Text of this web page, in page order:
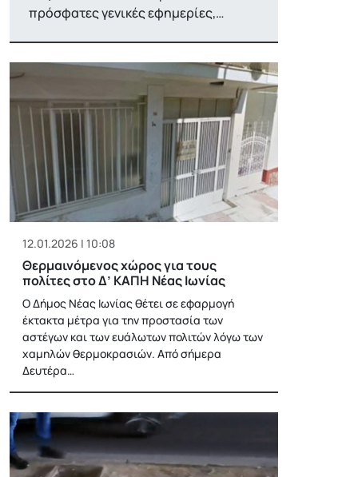
πρόσφατες γενικές εφημερίες,…
12.01.2026 | 10:08
Θερμαινόμενος χώρος για τους
πολίτες στο Δ’ ΚΑΠΗ Νέας Ιωνίας
Ο Δήμος Νέας Ιωνίας θέτει σε εφαρμογή
έκτακτα μέτρα για την προστασία των
αστέγων και των ευάλωτων πολιτών λόγω των
χαμηλών θερμοκρασιών. Από σήμερα
Δευτέρα…